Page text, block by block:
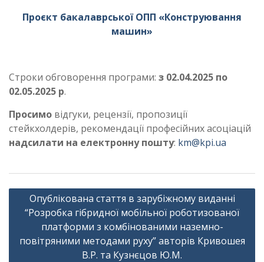
Проєкт бакалаврської ОПП «Конструювання
машин»
Строки обговорення програми: з 02.04.2025 по
02.05.2025 р.
Просимо відгуки, рецензії, пропозиції
стейкхолдерів, рекомендації професійних асоціацій
надсилати на електронну пошту: km@kpi.ua
Навігація
записів
Опублікована стаття в зарубіжному виданні
“Розробка гібридної мобільної роботизованої
платформи з комбінованими наземно-
повітряними методами руху” авторів Кривошея
В.Р. та Кузнєцов Ю.М.